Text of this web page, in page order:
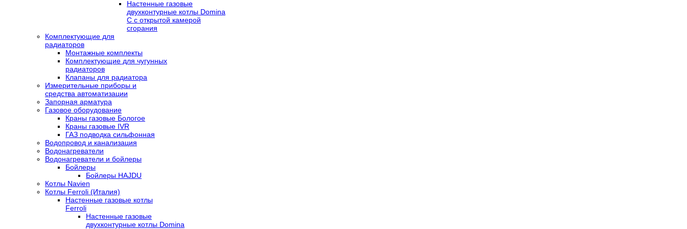
Настенные газовые
двухконтурные котлы Domina
C с открытой камерой
сгорания
Комплектующие для
радиаторов
Монтажные комплекты
Комплектующие для чугунных
радиаторов
Клапаны для радиатора
Измерительные приборы и
средства автоматизации
Запорная арматура
Газовое оборудование
Краны газовые Бологое
Краны газовые IVR
ГАЗ подводка сильфонная
Водопровод и канализация
Водонагреватели
Водонагреватели и бойлеры
Бойлеры
Бойлеры HAJDU
Котлы Navien
Котлы Ferroli (Италия)
Настенные газовые котлы
Ferroli
Настенные газовые
двухконтурные котлы Domina